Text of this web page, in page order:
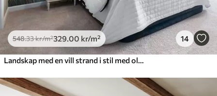
548.33kr/m²329 .00 kr/m² 14